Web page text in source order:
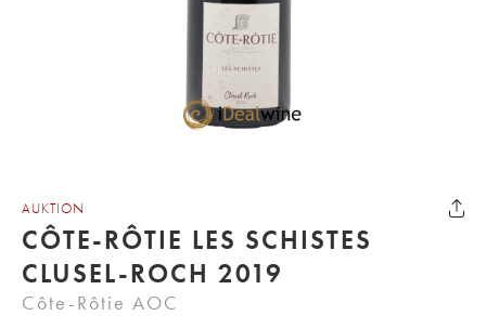
AUKTION
CÔTE-RÔTIE LES SCHISTES
CLUSEL-ROCH 2019
Côte-Rôtie AOC